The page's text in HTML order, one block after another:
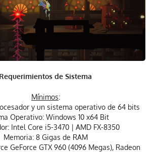
Requerimientos de Sistema
Mínimos:
y un sistema operativo de 64 bits
Operativo: Windows 10 x64 Bit
Intel Core i5-3470 | AMD FX-8350
Memoria: 8 Gigas de RAM
GeForce GTX 960 (4096 Megas), Radeon